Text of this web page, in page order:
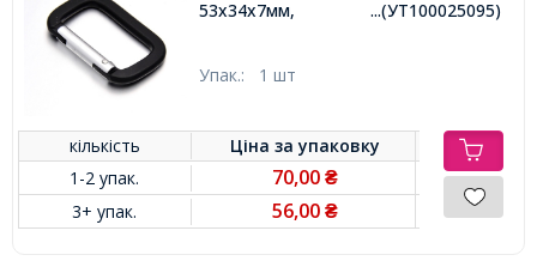
53x34x7мм,
...(УТ100025095)
Упак.: 1 шт
кількість Ціна заупаковку
1-2 упак.
70,00₴
3+ упак. 56,00₴